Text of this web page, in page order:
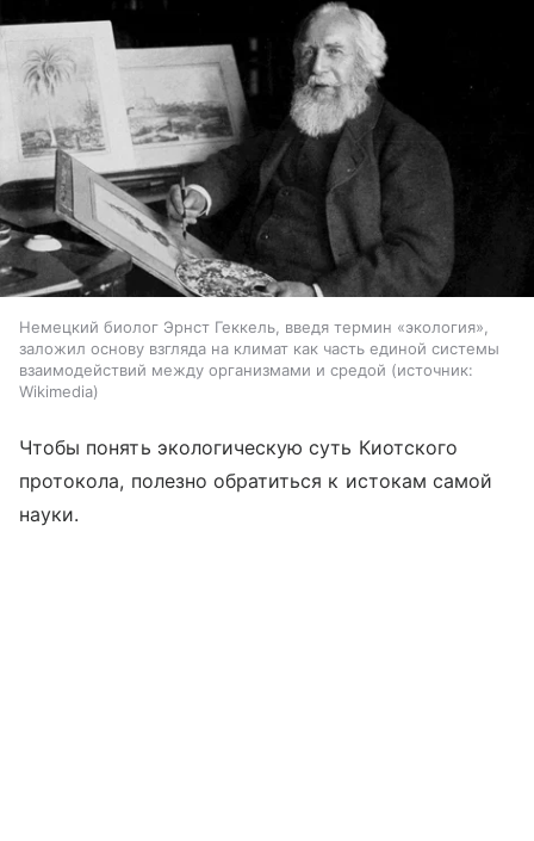
Немецкий биолог Эрнст Геккель, введя термин «экология»,
заложил основу взгляда на климат как часть единой системы
взаимодействий между организмами и средой
источник:
Wikimedia
Чтобы понять экологическую суть Киотского
протокола, полезно обратиться к истокам самой
науки.